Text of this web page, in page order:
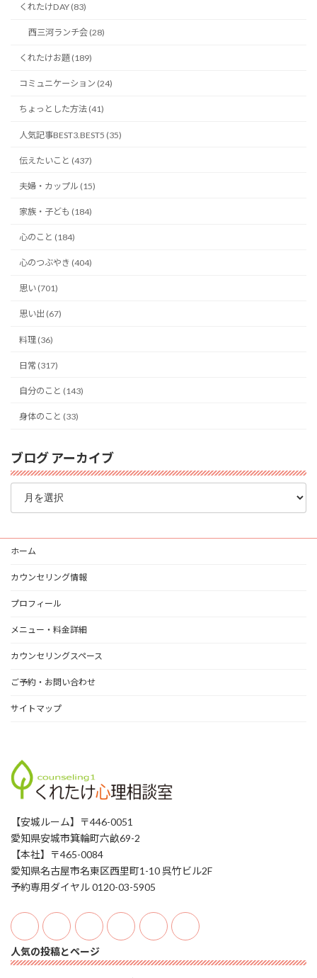
くれたけDAY (83)
西三河ランチ会 (28)
くれたけお題 (189)
コミュニケーション (24)
ちょっとした方法 (41)
人気記事BEST3.BEST5 (35)
伝えたいこと (437)
夫婦・カップル (15)
家族・子ども (184)
心のこと (184)
心のつぶやき (404)
思い (701)
思い出 (67)
料理 (36)
日常 (317)
自分のこと (143)
身体のこと (33)
ブログ アーカイブ
ブ
グ
ー
カ
ブ
ホーム
カウンセリング情報
プロフィール
メニュー・料金詳細
カウンセリングスペース
ご予約・お問い合わせ
サイトマップ
【安城ルーム】〒446-0051
愛知県安城市箕輪町六畝69-2
【本社】〒465-0084
愛知県名古屋市名東区西里町1-10 呉竹ビル2F
予約専用ダイヤル 0120-03-5905
人気の投稿とページ